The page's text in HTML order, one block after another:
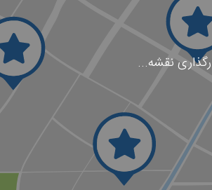
نقشه...